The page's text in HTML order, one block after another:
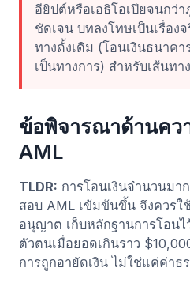
อียิปต์หรือเอธิโอเปียจนกว่
ชัดเจน บทลงโทษเป็นเรื่อง
ทางดั้งเดิม (โอนเงินธนาค
เป็นทางการ) สำหรับเส้นทา
ข้อพิจารณาด้านคว
AML
TLDR: การโอนเงินจำนวนมา
สอบ AML เข้มข้นขึ้น จึงควรใ
อนุญาต เก็บหลักฐานการโอน
ตัวตนเมื่อยอดเกินราว
การถูกอายัดเงิน ไม่ใช่แค่ค่าธ